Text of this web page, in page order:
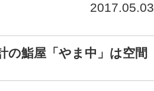
2017.05.03
の鮨屋「やま中」は空間